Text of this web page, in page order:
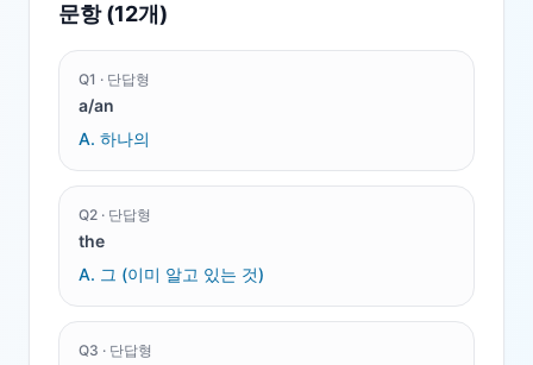
문항 (12개)
Q1 · 단답형
a/an
A. 하나의
Q2 · 단답형
the
A. 그 (이미 알고 있는 것)
Q3 · 단답형